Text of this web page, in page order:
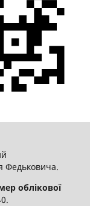
Федьковича.
облікової